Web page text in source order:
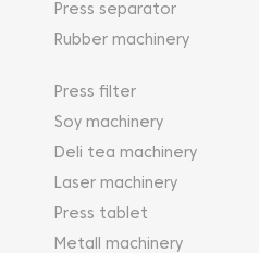
Press separator
Rubber machinery
Press filter
Soy machinery
Deli tea machinery
Laser machinery
Press tablet
Metall machinery